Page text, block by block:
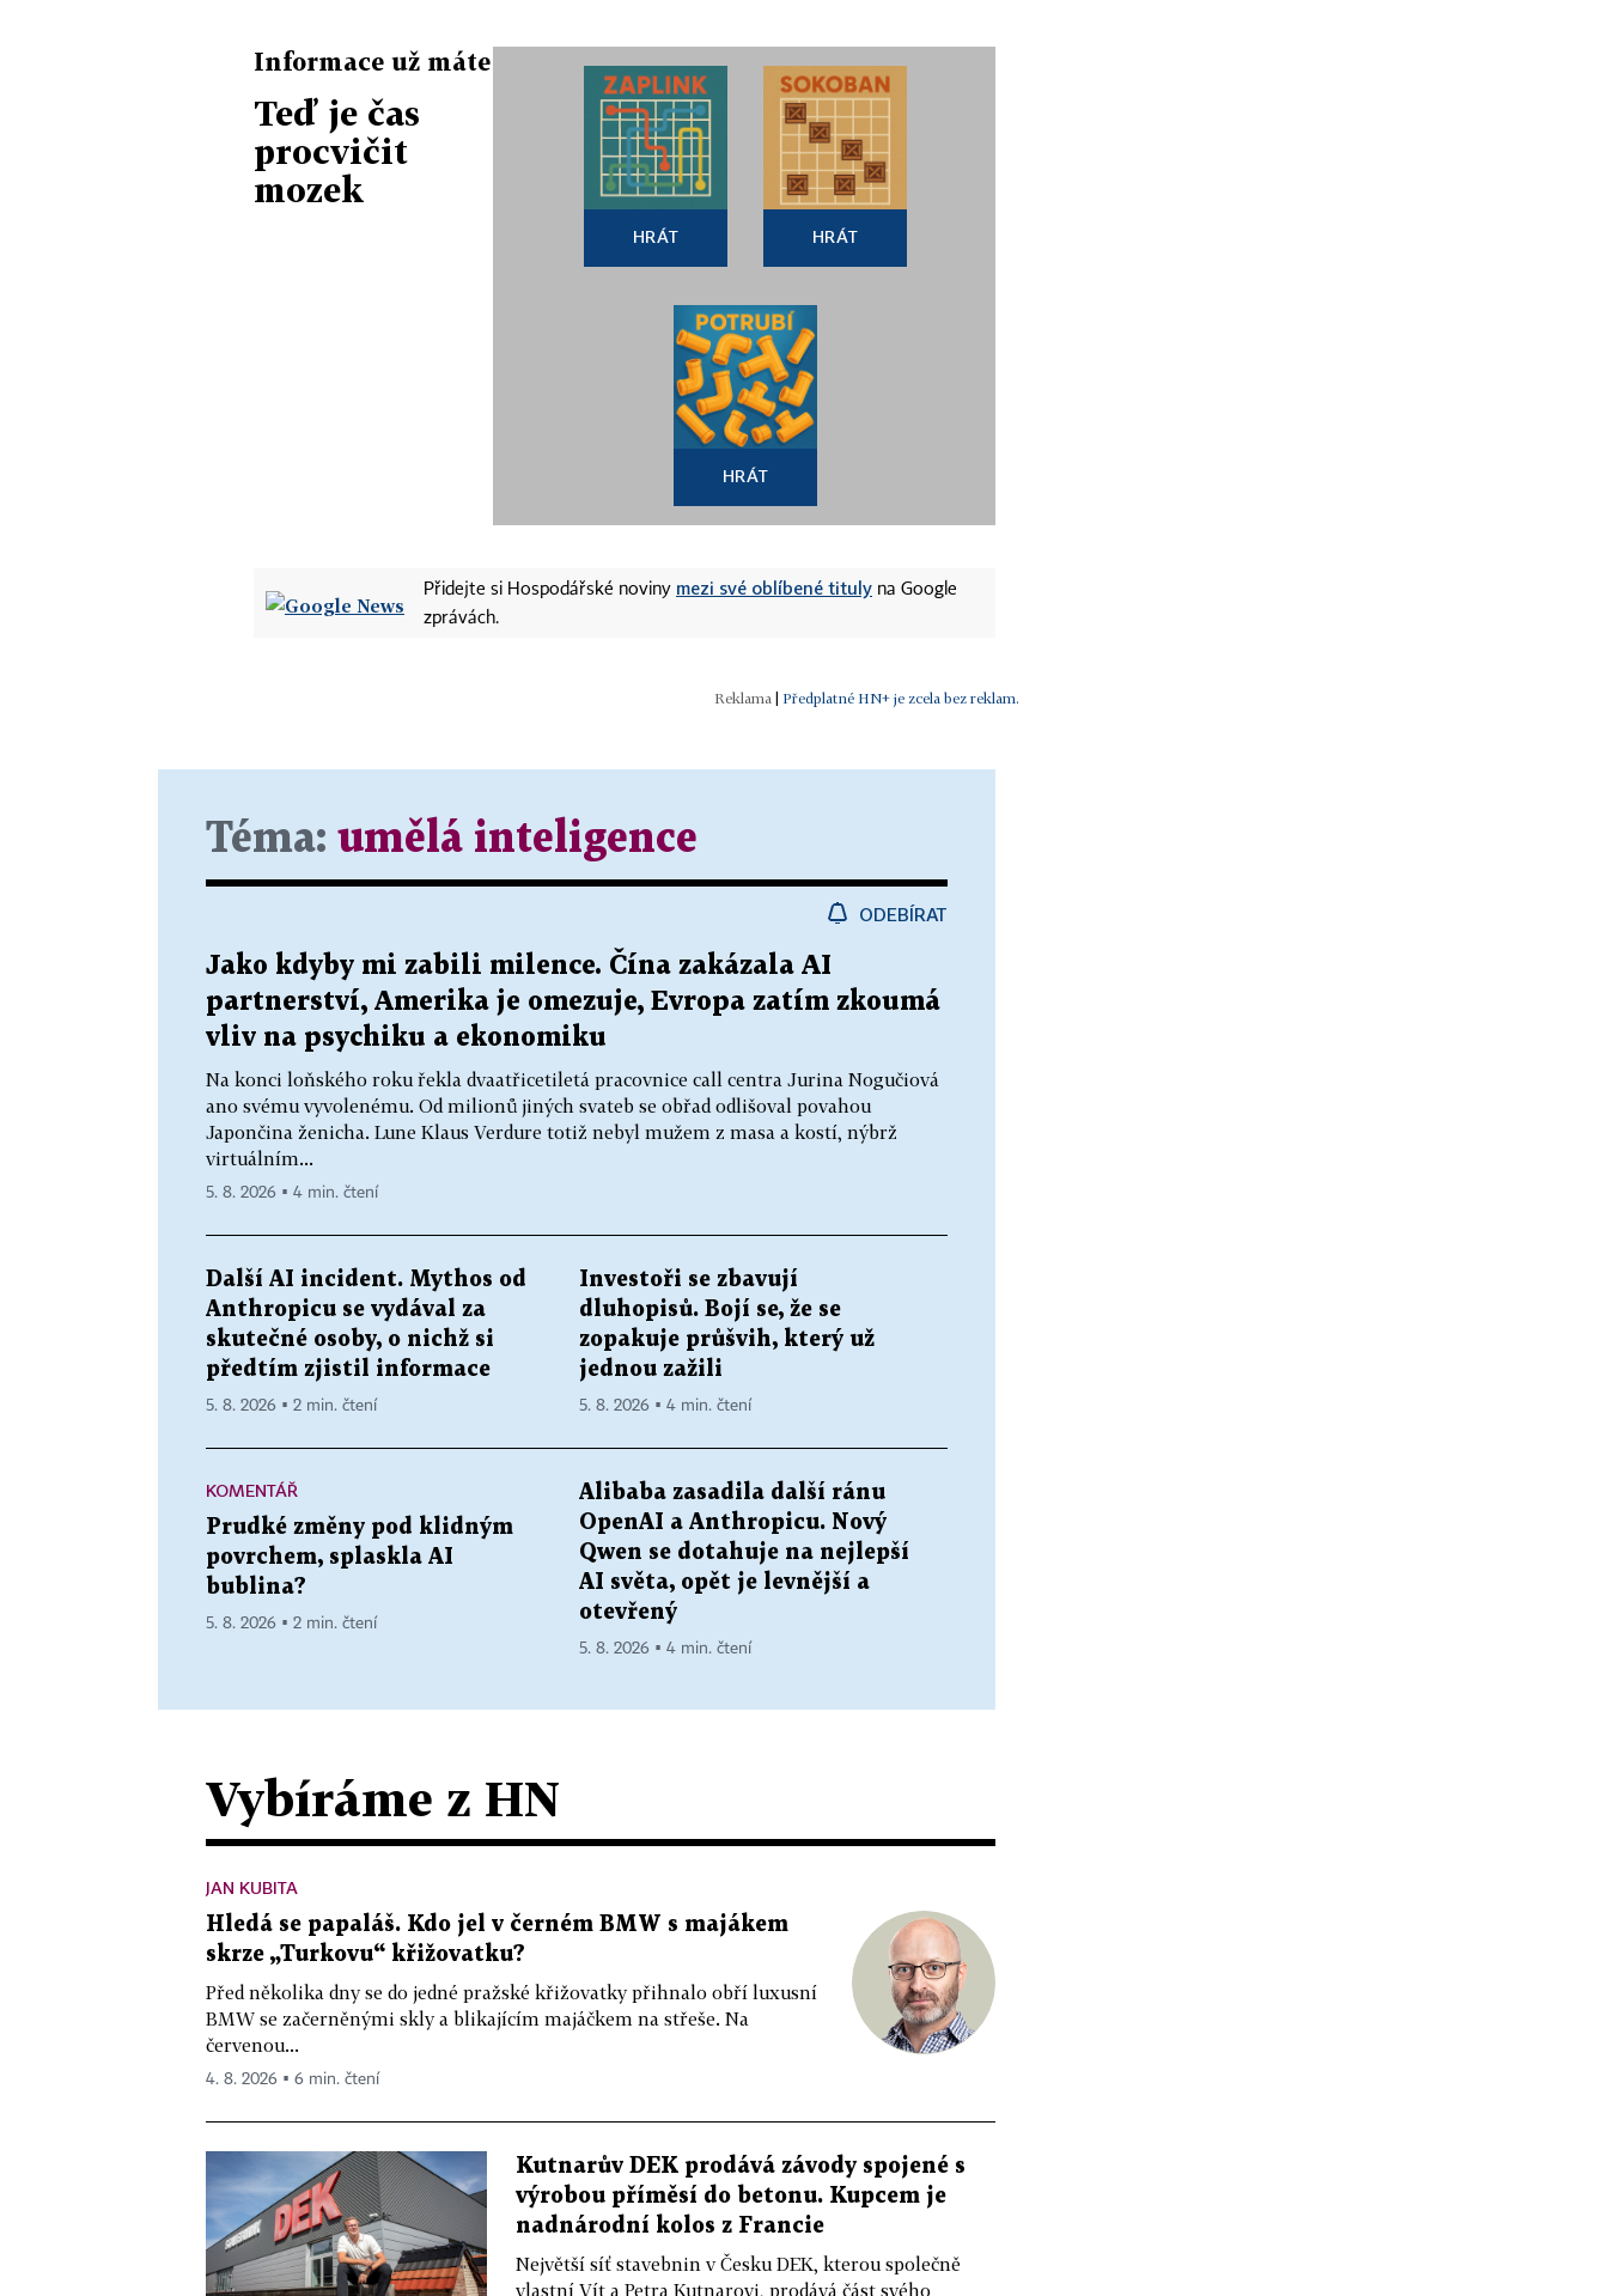
Informace už máte
Teď je čas
procvičit
mozek
HRÁT HRÁT
HRÁT
Přidejte si Hospodářské noviny mezi své oblíbené tituly na Google
zprávách.
| Předplatné HN+ je zcela bez reklam.
Téma: umělá inteligence
ODEBÍRAT
Jako kdyby mi zabili milence. Čína zakázala AI
partnerství, Amerika je omezuje, Evropa zatím zkoumá
vliv na psychiku a ekonomiku
Na konci loňského roku řekla dvaatřicetiletá pracovnice call centra Jurina Nogučiová
ano svému vyvolenému. Od milionů jiných svateb se obřad odlišoval povahou
Japončina ženicha. Lune Klaus Verdure totiž nebyl mužem z masa a kostí, nýbrž
virtuálním...
5. 8. 2026 ▪ 4 min. čtení
Další AI incident. Mythos od
Anthropicu se vydával za
skutečné osoby, o nichž si
předtím zjistil informace
5. 8. 2026 ▪ 2 min. čtení
Investoři se zbavují
dluhopisů. Bojí se, že se
zopakuje průšvih, který už
jednou zažili
5. 8. 2026 ▪ 4 min. čtení
KOMENTÁŘ
Prudké změny pod klidným
povrchem, splaskla AI
bublina?
5. 8. 2026 ▪ 2 min. čtení
Alibaba zasadila další ránu
OpenAI a Anthropicu. Nový
Qwen se dotahuje na nejlepší
AI světa, opět je levnější a
otevřený
5. 8. 2026 ▪ 4 min. čtení
Vybíráme z HN
JAN KUBITA
Hledá se papaláš. Kdo jel v černém BMW s majákem
skrze „Turkovu“ křižovatku?
Před několika dny se do jedné pražské křižovatky přihnalo obří luxusní
BMW se začerněnými skly a blikajícím majáčkem na střeše. Na
červenou...
4. 8. 2026 ▪ 6 min. čtení
Kutnarův DEK prodává závody spojené s
výrobou příměsí do betonu. Kupcem je
nadnárodní kolos z Francie
Největší síť stavebnin v Česku DEK, kterou společně
vlastní Vít a Petra Kutnarovi, prodává část svého